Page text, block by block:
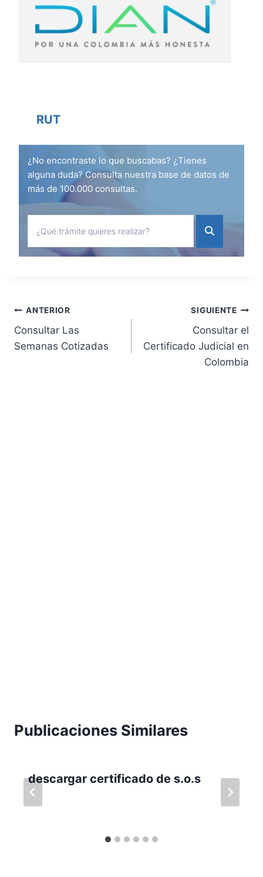
RUT
¿No encontraste lo que buscabas? ¿Tienes
alguna duda? Consulta nuestra base de datos de
más de 100.000 consultas.
Navegación
de
ANTERIOR
Consultar Las
Semanas Cotizadas
SIGUIENTE
Consultar el
Certificado Judicial en
Colombia
Publicaciones Similares
descargar certificado de s.o.s